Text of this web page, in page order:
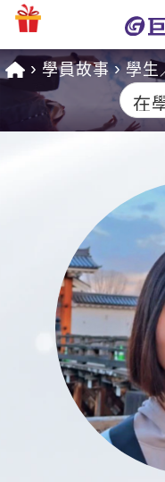
課程總覽
英文課程總表
英文會話
商用英文
英文檢定
TOEIC 多益
IELTS 雅思課
GEPT 全民英
能力養成
自然發音
英文聽力養成
特色課程
免費資源
英文部落格
多益秒學堂
影音學英文
英文能力測驗
師資團隊
學習分享
學員故事
學員故事 學生